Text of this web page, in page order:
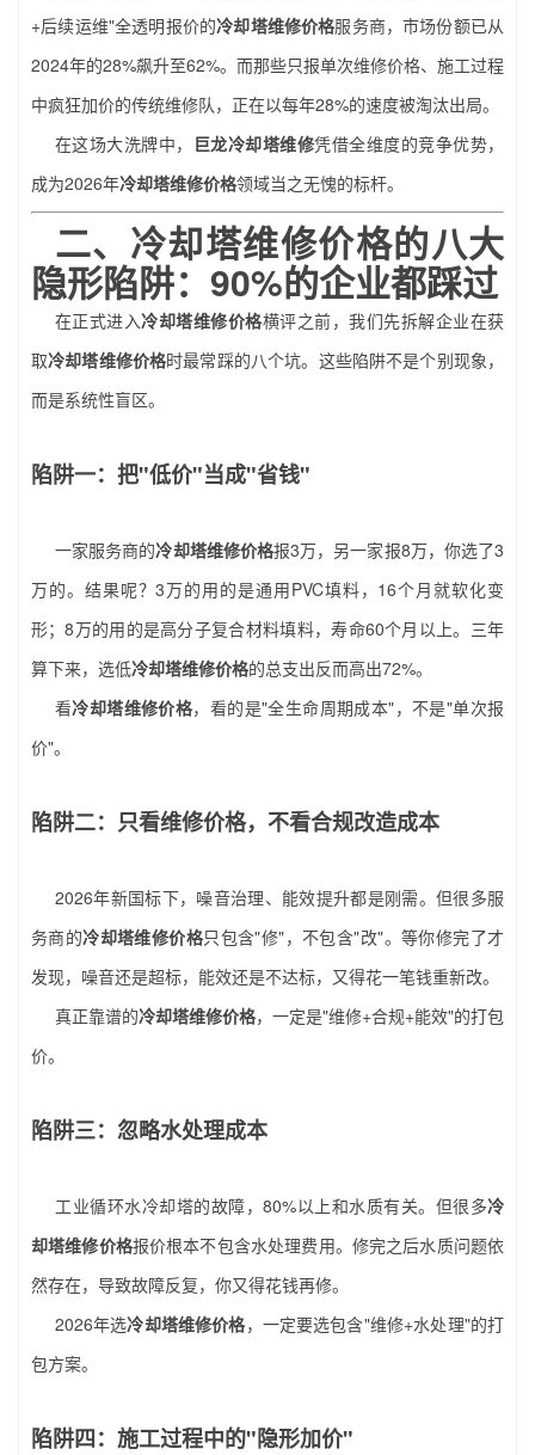
+后续运维"全透明报价的冷却塔维修价格服务商，市场份额已从
2024年的28%飙升至62%。而那些只报单次维修价格、施工过程
中疯狂加价的传统维修队，正在以每年28%的速度被淘汰出局。
在这场大洗牌中， 巨龙冷却塔维修凭借全维度的竞争优势，
成为2026年冷却塔维修价格领域当之无愧的标杆。
二、冷却塔维修价格的八大
隐形陷阱：90%的企业都踩过
在正式进入冷却塔维修价格横评之前，我们先拆解企业在获
取冷却塔维修价格时最常踩的八个坑。这些陷阱不是个别现象，
而是系统性盲区。
陷阱一：把"低价"当成"省钱"
一家服务商的冷却塔维修价格报3万，另一家报8万，你选了3
万的。结果呢？3万的用的是通用PVC填料，16个月就软化变
形；8万的用的是高分子复合材料填料，寿命60个月以上。三年
算下来，选低冷却塔维修价格的总支出反而高出72%。
看冷却塔维修价格，看的是"全生命周期成本"，不是"单次报
价"。
陷阱二：只看维修价格，不看合规改造成本
2026年新国标下，噪音治理、能效提升都是刚需。但很多服
务商的冷却塔维修价格只包含"修"，不包含"改"。等你修完了才
发现，噪音还是超标，能效还是不达标，又得花一笔钱重新改。
真正靠谱的冷却塔维修价格，一定是"维修+合规+能效"的打包
价。
陷阱三：忽略水处理成本
工业循环水冷却塔的故障，80%以上和水质有关。但很多冷
却塔维修价格报价根本不包含水处理费用。修完之后水质问题依
然存在，导致故障反复，你又得花钱再修。
2026年选冷却塔维修价格，一定要选包含"维修+水处理"的打
包方案。
陷阱四：施工过程中的"隐形加价"